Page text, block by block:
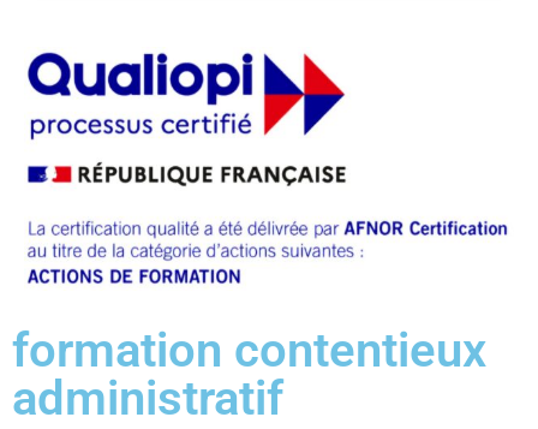
formation contentieux
administratif